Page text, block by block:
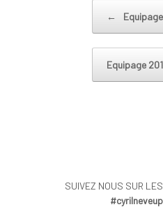
←
Equipage
SUIVEZ NOUS SUR